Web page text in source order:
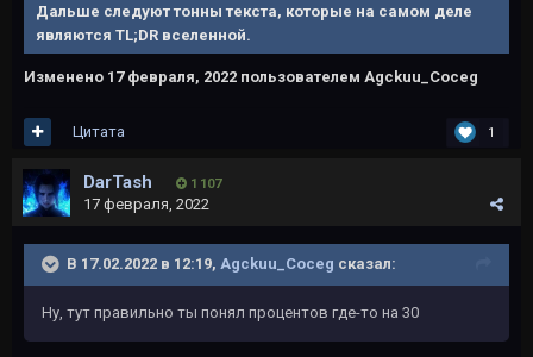
Дальше следуют тонны текста, которые на самом деле
являются TL;DR вселенной.
Изменено 17 февраля, 2022 пользователем Agckuu_Coceg
1
Цитата
DarTash 1 107
17 февраля, 2022
В 17.02.2022 в 12:19, Agckuu_Coceg сказал:
Ну, тут правильно ты понял процентов где-то на 30